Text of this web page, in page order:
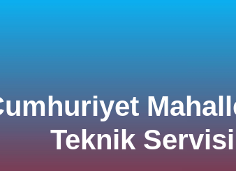
Teknik Servisi